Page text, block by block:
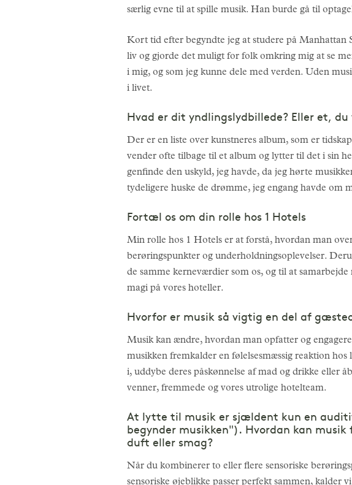
særlig evne til at spille musik. Han burde gå til
Kort tid efter begyndte jeg at studere på
liv og gjorde det muligt for folk omkring mig at se
i mig, og som jeg kunne dele med verden. Uden
i livet.
Hvad er dit yndlingslydbillede? Eller et,
Der er en liste over kunstneres album, som er
vender ofte tilbage til et album og lytter til det i sin
genfinde den uskyld, jeg havde, da jeg hørte
tydeligere huske de drømme, jeg engang havde om
Fortæl os om din rolle hos 1 Hotels
Min rolle hos 1 Hotels er at forstå, hvordan man
berøringspunkter og underholdningsoplevelser.
de samme kerneværdier som os, og til at
magi på vores hoteller.
Hvorfor er musik så vigtig en del af
Musik kan ændre, hvordan man opfatter og
musikken fremkalder en følelsesmæssig reaktion
i, uddybe deres påskønnelse af mad og drikke eller
venner, fremmede og vores utrolige hotelteam.
At lytte til musik er sjældent kun en
begynder musikken"). Hvordan kan
duft eller smag?
Når du kombinerer to eller flere sensoriske
sensoriske øjeblikke passer perfekt sammen,